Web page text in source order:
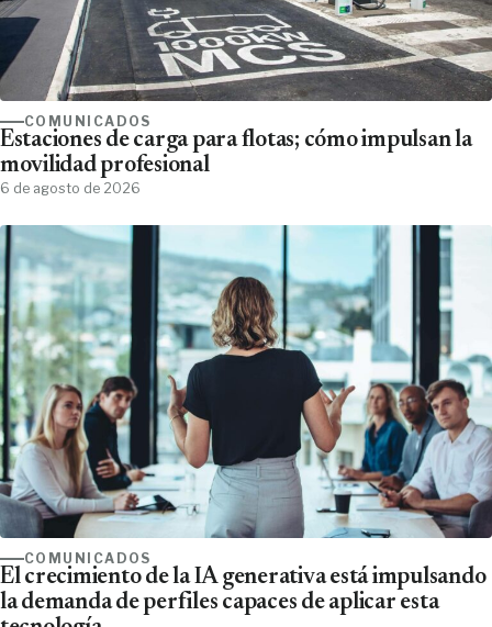
COMUNICADOS
Estaciones de carga para flotas; cómo impulsan la
movilidad profesional
6 de agosto de 2026
COMUNICADOS
El crecimiento de la IA generativa está impulsando
la demanda de perfiles capaces de aplicar esta